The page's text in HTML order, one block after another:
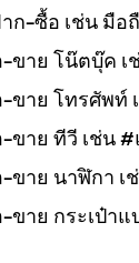
ก-ซื้อ เช่น มือ
ขาย โน๊ตบุ๊ค เ
ขาย โทรศัพท์
าย ทีวี เช่น #
ขาย นาฬิกา เ
ขาย กระเป๋าแ